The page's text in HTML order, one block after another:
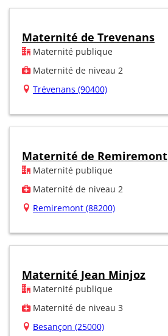
Maternité de Trevenans
Maternité publique
Maternité de niveau 2
Trévenans (90400)
Maternité de Remiremont
Maternité publique
Maternité de niveau 2
Remiremont (88200)
Maternité Jean Minjoz
Maternité publique
Maternité de niveau 3
Besançon (25000)